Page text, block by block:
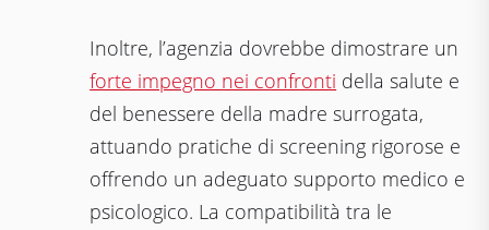
Inoltre, l’agenzia dovrebbe dimostrare un
forte impegno nei confronti della salute e
del benessere della madre surrogata,
attuando pratiche di screening rigorose e
offrendo un adeguato supporto medico e
psicologico. La compatibilità tra le